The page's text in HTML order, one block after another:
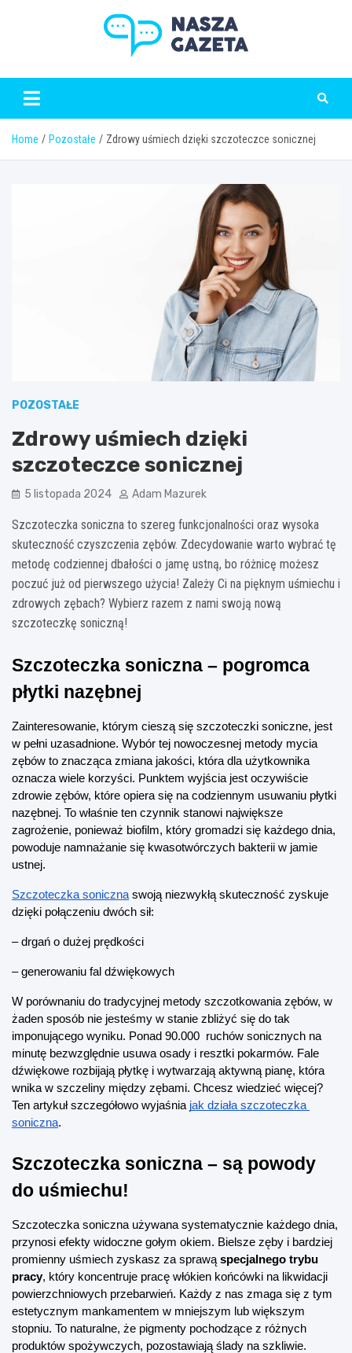
naszagazeta.pl
Home Pozostałe Zdrowy uśmiech dzięki szczoteczce sonicznej
POZOSTAŁE
Zdrowy uśmiech dzięki
szczoteczce sonicznej
5 listopada 2024 Adam Mazurek
Szczoteczka soniczna to szereg funkcjonalności oraz wysoka
skuteczność czyszczenia zębów. Zdecydowanie warto wybrać tę
metodę codziennej dbałości o jamę ustną, bo różnicę możesz
poczuć już od pierwszego użycia! Zależy Ci na pięknym uśmiechu i
zdrowych zębach? Wybierz razem z nami swoją nową
szczoteczkę soniczną!
Szczoteczka soniczna – pogromca
płytki nazębnej
Zainteresowanie, którym cieszą się szczoteczki soniczne, jest
w pełni uzasadnione. Wybór tej nowoczesnej metody mycia
zębów to znacząca zmiana jakości, która dla użytkownika
oznacza wiele korzyści. Punktem wyjścia jest oczywiście
zdrowie zębów, które opiera się na codziennym usuwaniu płytki
nazębnej. To właśnie ten czynnik stanowi największe
zagrożenie, ponieważ biofilm, który gromadzi się każdego dnia,
powoduje namnażanie się kwasotwórczych bakterii w jamie
ustnej.
Szczoteczka soniczna swoją niezwykłą skuteczność zyskuje
dzięki połączeniu dwóch sił:
– drgań o dużej prędkości
– generowaniu fal dźwiękowych
W porównaniu do tradycyjnej metody szczotkowania zębów, w
żaden sposób nie jesteśmy w stanie zbliżyć się do tak
imponującego wyniku. Ponad 90.000  ruchów sonicznych na
minutę bezwzględnie usuwa osady i resztki pokarmów. Fale
dźwiękowe rozbijają płytkę i wytwarzają aktywną pianę, która
wnika w szczeliny między zębami. Chcesz wiedzieć więcej?
Ten artykuł szczegółowo wyjaśnia jak działa szczoteczka
soniczna.
Szczoteczka soniczna – są powody
do uśmiechu!
Szczoteczka soniczna używana systematycznie każdego dnia,
przynosi efekty widoczne gołym okiem. Bielsze zęby i bardziej
promienny uśmiech zyskasz za sprawą specjalnego trybu
pracy, który koncentruje pracę włókien końcówki na likwidacji
powierzchniowych przebarwień. Każdy z nas zmaga się z tym
estetycznym mankamentem w mniejszym lub większym
stopniu. To naturalne, że pigmenty pochodzące z różnych
produktów spożywczych, pozostawiają ślady na szkliwie.